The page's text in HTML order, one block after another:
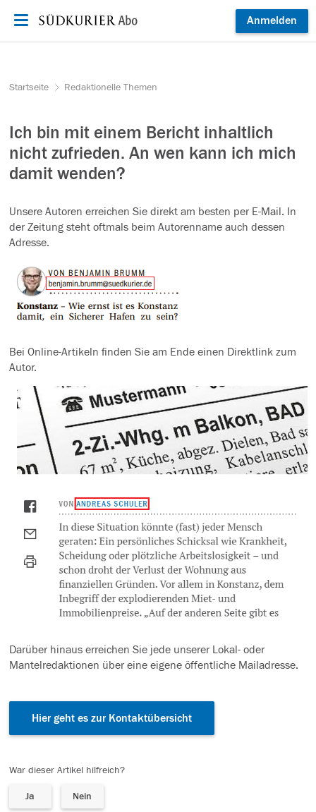
Anmelden
Startseite Redaktionelle Themen
Ich bin mit einem Bericht inhaltlich
nicht zufrieden. An wen kann ich mich
damit wenden?
Unsere Autoren erreichen Sie direkt am besten per E-Mail. In
der Zeitung steht oftmals beim Autorenname auch dessen
Adresse.
Bei Online-Artikeln finden Sie am Ende einen Direktlink zum
Autor.
Darüber hinaus erreichen Sie jede unserer Lokal- oder
Mantelredaktionen über eine eigene öffentliche Mailadresse.
Hier geht es zur Kontaktübersicht
War dieser Artikel hilfreich?
Ja Nein